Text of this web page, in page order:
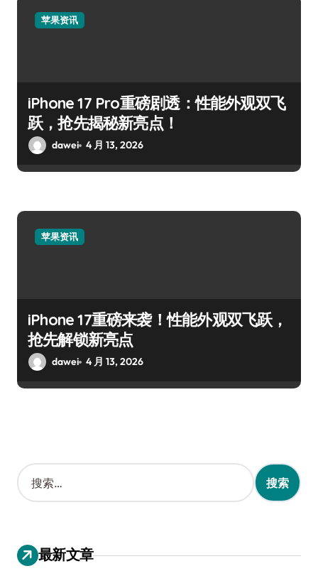
苹果资讯
iPhone 17 Pro重磅剧透：性能外观双飞
跃，抢先揭秘新亮点！
dawei 4 月 13, 2026
苹果资讯
iPhone 17重磅来袭！性能外观双飞跃，
抢先解锁新亮点
dawei 4 月 13, 2026
搜
索
：
最新文章